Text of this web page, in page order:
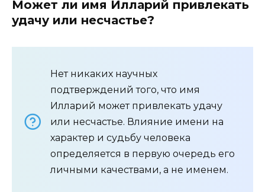
Может ли имя Илларий привлекать
удачу или несчастье?
Нет никаких научных
подтверждений того, что имя
Илларий может привлекать удачу
или несчастье. Влияние имени на
характер и судьбу человека
определяется в первую очередь его
личными качествами, а не именем.